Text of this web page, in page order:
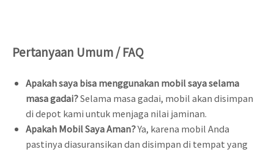
Pertanyaan Umum / FAQ
Apakah saya bisa menggunakan mobil saya selama
masa gadai?Selama masa gadai, mobil akan disimpan
di depot kami untuk menjaga nilai jaminan.
Apakah Mobil Saya Aman?Ya, karena mobil Anda
pastinya diasuransikan dan disimpan di tempat yang